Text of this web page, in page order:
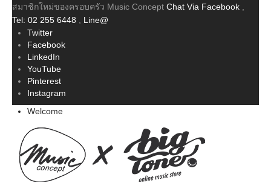
สมาชิกใหม่ของครอบครัว Music Concept Chat Via Facebook
Tel: 02 255 6448
Line@
Twitter
Facebook
LinkedIn
YouTube
Pinterest
Instagram
Welcome